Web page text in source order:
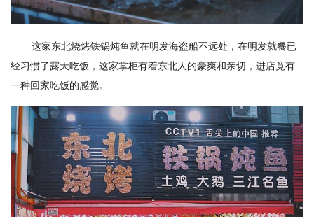
这家东北烧烤铁锅炖鱼就在明发海盗船不远处，在明发就餐已
经习惯了露天吃饭，这家掌柜有着东北人的豪爽和亲切，进店竟有
一种回家吃饭的感觉。